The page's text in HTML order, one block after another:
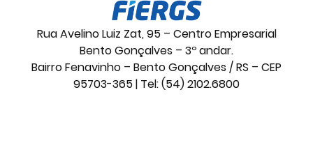
Rua Avelino Luiz Zat, 95 – Centro Empresarial
Bento Gonçalves – 3º andar.
Bairro Fenavinho – Bento Gonçalves / RS – CEP
95703-365 | Tel: (54) 2102.6800